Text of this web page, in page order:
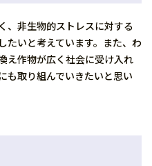
、非生物的ストレスに対する
たいと考えています。また、わ
え作物が広く社会に受け入れ
も取り組んでいきたいと思い